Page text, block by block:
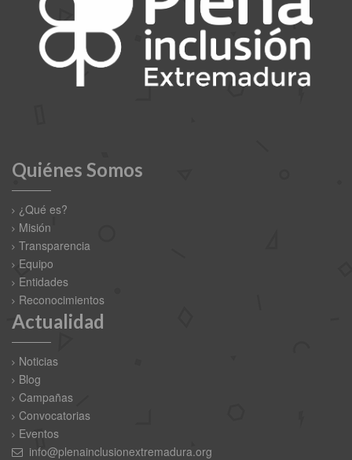
Quiénes Somos
¿Qué es?
Misión
Transparencia
Equipo
Entidades
Reconocimientos
Actualidad
Noticias
Blog
Campañas
Convocatorias
Eventos
info@plenainclusionextremadura.org